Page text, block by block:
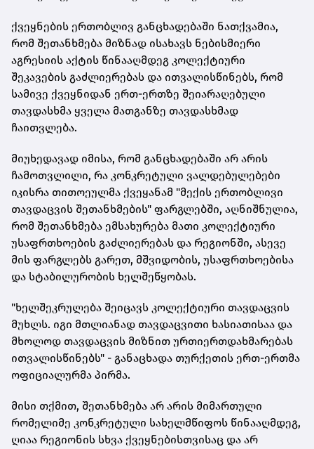
ქვეყნების ერთობლივ განცხადებაში ნათქვამია,
რომ შეთანხმება მიზნად ისახავს ნებისმიერი
აგრესიის აქტის წინააღმდეგ კოლექტიური
შეკავების გაძლიერებას და ითვალისწინებს, რომ
სამივე ქვეყნიდან ერთ-ერთზე შეიარაღებული
თავდასხმა ყველა მათგანზე თავდასხმად
ჩაითვლება.
მიუხედავად იმისა, რომ განცხადებაში არ არის
ჩამოთვლილი, რა კონკრეტული ვალდებულებები
იკისრა თითოეულმა ქვეყანამ "მექის ერთობლივი
თავდაცვის შეთანხმების" ფარგლებში, აღნიშნულია,
რომ შეთანხმება ემსახურება მათი კოლექტიური
უსაფრთხოების გაძლიერებას და რეგიონში, ასევე
მის ფარგლებს გარეთ, მშვიდობის, უსაფრთხოებისა
და სტაბილურობის ხელშეწყობას.
"ხელშეკრულება შეიცავს კოლექტიური თავდაცვის
მუხლს. იგი მთლიანად თავდაცვითი ხასიათისაა და
მხოლოდ თავდაცვის მიზნით ურთიერთდახმარებას
ითვალისწინებს" - განაცხადა თურქეთის ერთ-ერთმა
ოფიციალურმა პირმა.
მისი თქმით, შეთანხმება არ არის მიმართული
რომელიმე კონკრეტული სახელმწიფოს წინააღმდეგ,
ღიაა რეგიონის სხვა ქვეყნებისთვისაც და არ